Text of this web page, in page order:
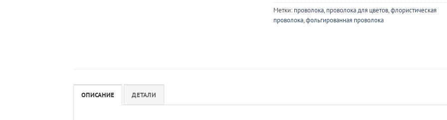
Метки: проволока, проволока для цветов,флористическая
проволока,фольгированная проволока
ОПИСАНИЕ ДЕТАЛИ